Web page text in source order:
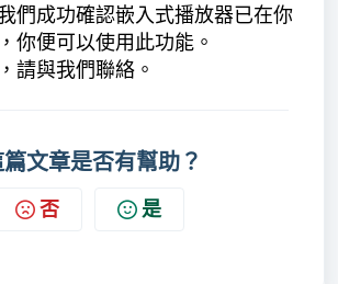
們成功確認嵌入式播放器已在你
你便可以使用此功能。
請與我們聯絡。
文章是否有幫助？
否 是